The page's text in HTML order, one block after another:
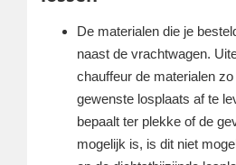
De materialen die je
naast de vrachtwagen.
chauffeur de materialen
gewenste losplaats af te
bepaalt ter plekke of de
mogelijk is, is dit niet